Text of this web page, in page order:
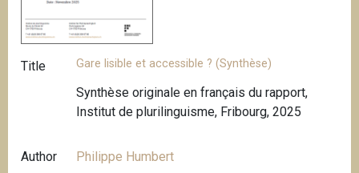
Title Gare lisible et accessible ? (Synthèse)
Synthèse originale en français du rapport,
Institut de plurilinguisme, Fribourg, 2025
Author Philippe Humbert